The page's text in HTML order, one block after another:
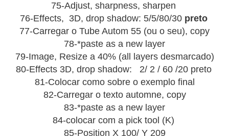
75-Adjust, sharpness, sharpen
76-Effects, 3D, drop shadow: 5/5/80/30 preto
77-Carregar o Tube Autom 55 (ou o seu), copy
78-*paste as a new layer
79-Image, Resize a 40% (all layers desmarcado)
80-Effects 3D, drop shadow: 2/ 2 / 60 /20 preto
81-Colocar como sobre o exemplo final
82-Carregar o texto automne, copy
83-*paste as a new layer
84-colocar com a pick tool (K)
85-Position X 100/ Y 209